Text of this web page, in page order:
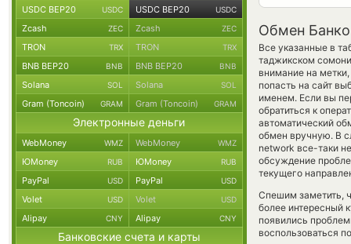
Обмен
Все указанные в
таджикском
внимание на
попасть на сайт
именем. Если вы
обратиться к
автоматический
обмен вручную. В
network все-таки
обсуждение
текущего
Спешим заметить,
более интересный
появились
воспользоваться
USDC BEP20 USDC USDC BEP20 USDC
Zcash ZEC Zcash ZEC
TRON TRX TRON TRX
BNB BEP20 BNB BNB BEP20 BNB
Solana SOL Solana SOL
Gram (Toncoin) GRAM Gram (Toncoin) GRAM
Электронные деньги
WebMoney WMZ WebMoney WMZ
ЮMoney RUB ЮMoney RUB
PayPal USD PayPal USD
Volet USD Volet USD
Alipay CNY Alipay CNY
Банковские счета и карты